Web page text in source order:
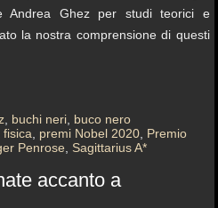
Andrea Ghez per studi teorici e
la nostra comprensione di questi
buchi neri buco nero
fisica premi Nobel 2020 Premio
Penrose Sagittarius A*
accanto a